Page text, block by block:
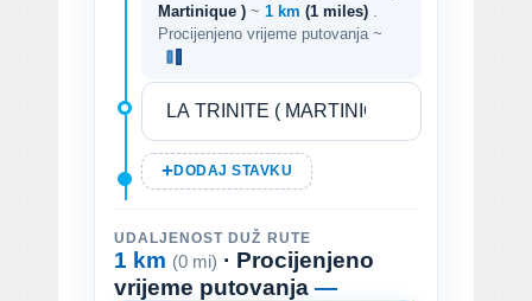
Martinique ) ~ 1 km (1 miles)
Procijenjeno vrijeme putovanja ~
DODAJ STAVKU
UDALJENOST DUŽ RUTE
1 km (0 mi) · Procijenjeno
vrijeme putovanja —